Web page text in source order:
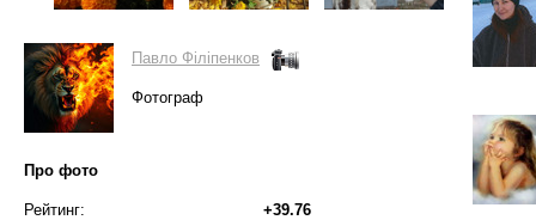
Павло Філіпенков
Фотограф
Про фото
Рейтинг:
+39.76